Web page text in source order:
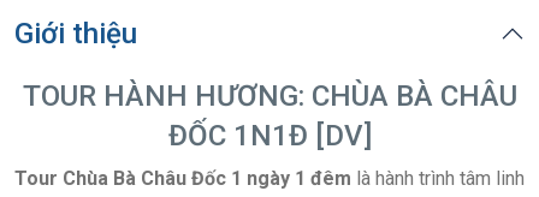
Giới thiệu
TOUR HÀNH HƯƠNG: CHÙA BÀ CHÂU
ĐỐC 1N1Đ [DV]
Tour Chùa Bà Châu Đốc 1 ngày 1 đêm là hành trình tâm linh